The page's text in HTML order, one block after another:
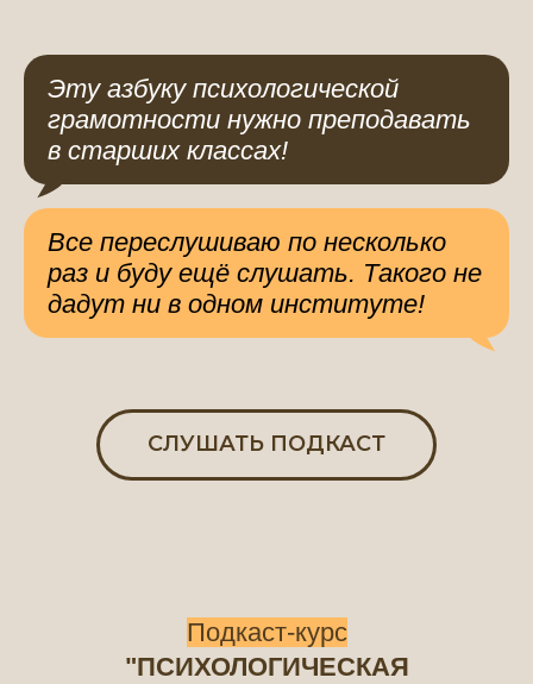
Эту азбуку психологической
грамотности нужно преподавать
в старших классах!
Все переслушиваю по несколько
раз и буду ещё слушать. Такого не
дадут ни в одном институте!
СЛУШАТЬ ПОДКАСТ
Подкаст-курс
"ПСИХОЛОГИЧЕСКАЯ